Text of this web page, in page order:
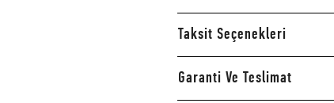
Taksit Seçenekleri
Garanti Ve Teslimat